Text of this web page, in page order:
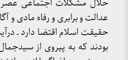
حلال مشکلات اجتماعی عصر
عدالت و برابری و رفاه مادی و
حقیقت اسلام اقتضا دارد ـ
بودند که به پیروی از